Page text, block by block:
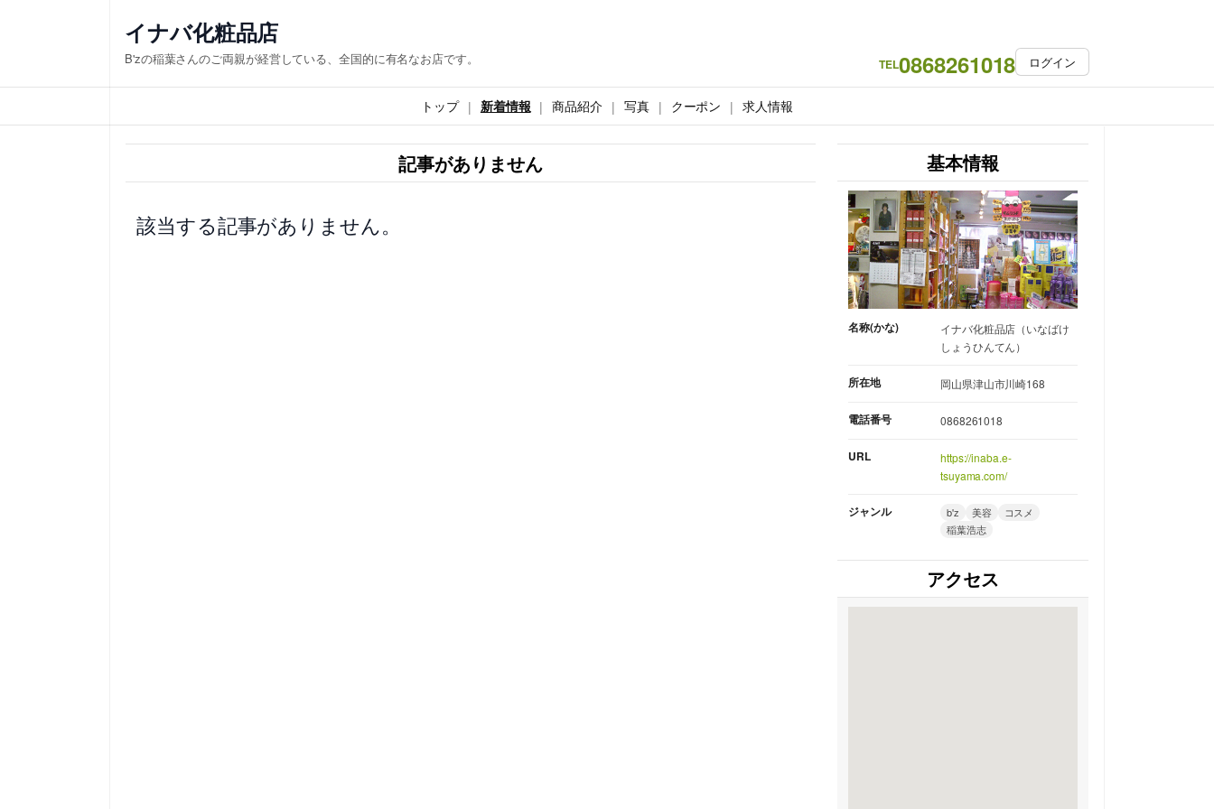
ス
キ
イナバ化粧品店
B'zの稲葉さんのご両親が経営している、全国的に有名なお店です。 TEL0868261018 ログイン
トップ 新着情報 商品紹介 写真 クーポン 求人情報
記事がありません
該当する記事がありません。
基本情報
名称(かな)
イナバ化粧品店（いなばけ
しょうひんてん）
所在地 岡山県津山市川崎168
電話番号 0868261018
URL
https://inaba.e-
tsuyama.com/
ジャンル b'z 美容
コスメ
稲葉浩志
アクセス